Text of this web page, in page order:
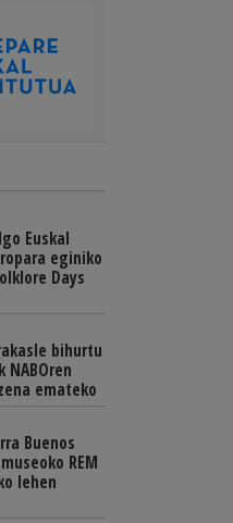
Euskal
eginiko
Days
bihurtu
NABOren
emateko
Buenos
REM
lehen